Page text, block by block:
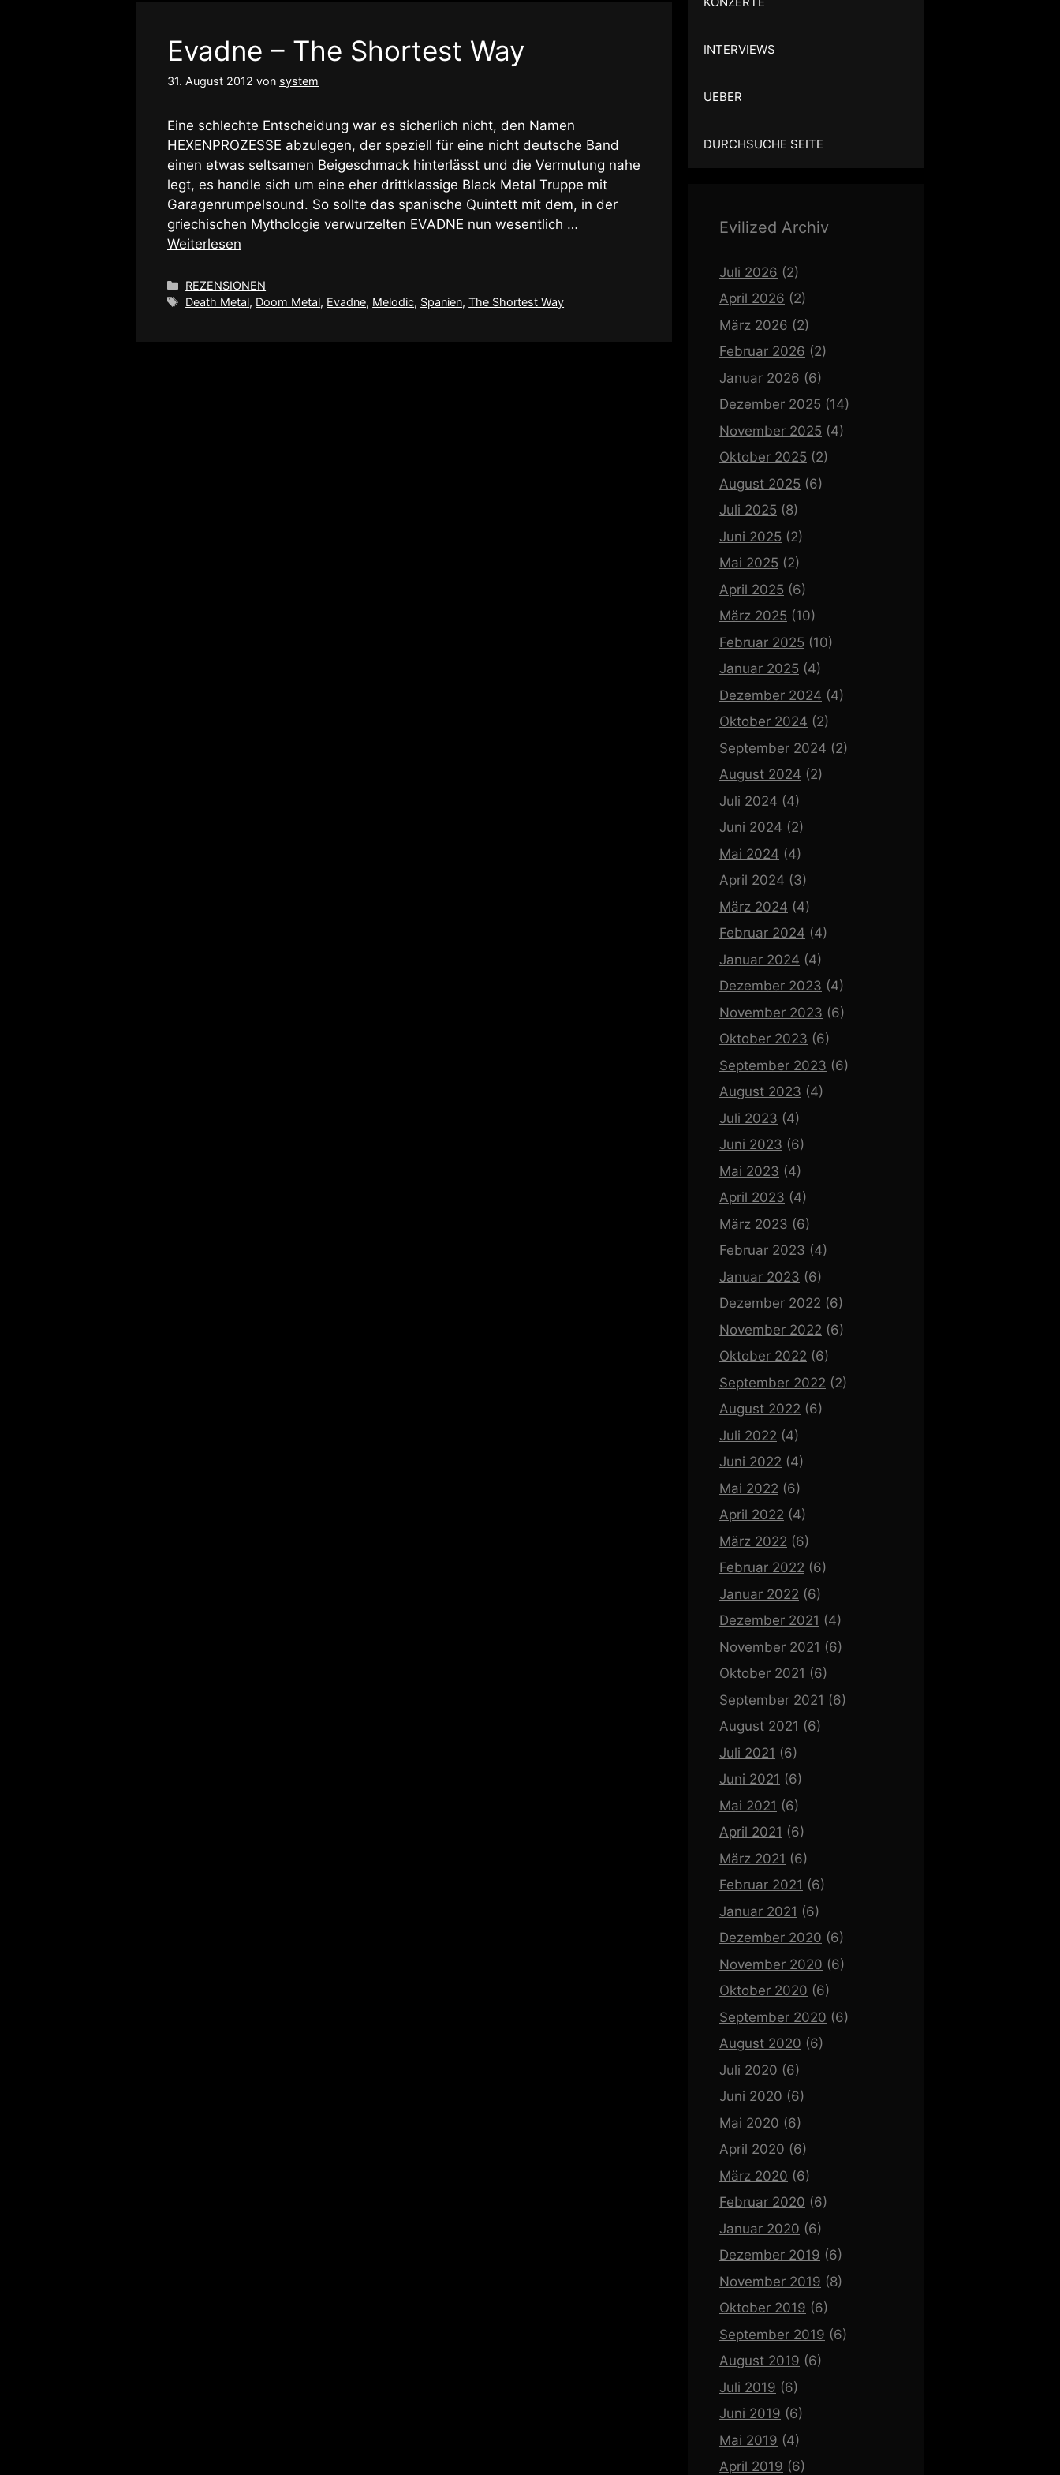
Evadne – The Shortest Way
31. August 2012 von system
Eine schlechte Entscheidung war es sicherlich nicht, den Namen
HEXENPROZESSE abzulegen, der speziell für eine nicht deutsche Band
einen etwas seltsamen Beigeschmack hinterlässt und die Vermutung nahe
legt, es handle sich um eine eher drittklassige Black Metal Truppe mit
Garagenrumpelsound. So sollte das spanische Quintett mit dem, in der
griechischen Mythologie verwurzelten EVADNE nun wesentlich …
Weiterlesen
Kategorien
REZENSIONEN
Schlagwörter
Death Metal, Doom Metal, Evadne, Melodic, Spanien,The Shortest Way
INTERVIEWS
UEBER
DURCHSUCHE SEITE
Evilized Archiv
Juli 2026 (2)
April 2026 (2)
März 2026 (2)
Februar 2026 (2)
Januar 2026 (6)
Dezember 2025 (14)
November 2025 (4)
Oktober 2025 (2)
August 2025 (6)
Juli 2025 (8)
Juni 2025 (2)
Mai 2025 (2)
April 2025 (6)
März 2025 (10)
Februar 2025 (10)
Januar 2025 (4)
Dezember 2024 (4)
Oktober 2024 (2)
September 2024 (2)
August 2024 (2)
Juli 2024 (4)
Juni 2024 (2)
Mai 2024 (4)
April 2024 (3)
März 2024 (4)
Februar 2024 (4)
Januar 2024 (4)
Dezember 2023 (4)
November 2023 (6)
Oktober 2023 (6)
September 2023 (6)
August 2023 (4)
Juli 2023 (4)
Juni 2023 (6)
Mai 2023 (4)
April 2023 (4)
März 2023 (6)
Februar 2023 (4)
Januar 2023 (6)
Dezember 2022 (6)
November 2022 (6)
Oktober 2022 (6)
September 2022 (2)
August 2022 (6)
Juli 2022 (4)
Juni 2022 (4)
Mai 2022 (6)
April 2022 (4)
März 2022 (6)
Februar 2022 (6)
Januar 2022 (6)
Dezember 2021 (4)
November 2021 (6)
Oktober 2021 (6)
September 2021 (6)
August 2021 (6)
Juli 2021 (6)
Juni 2021 (6)
Mai 2021 (6)
April 2021 (6)
März 2021 (6)
Februar 2021 (6)
Januar 2021 (6)
Dezember 2020 (6)
November 2020 (6)
Oktober 2020 (6)
September 2020 (6)
August 2020 (6)
Juli 2020 (6)
Juni 2020 (6)
Mai 2020 (6)
April 2020 (6)
März 2020 (6)
Februar 2020 (6)
Januar 2020 (6)
Dezember 2019 (6)
November 2019 (8)
Oktober 2019 (6)
September 2019 (6)
August 2019 (6)
Juli 2019 (6)
Juni 2019 (6)
Mai 2019 (4)
April 2019 (6)